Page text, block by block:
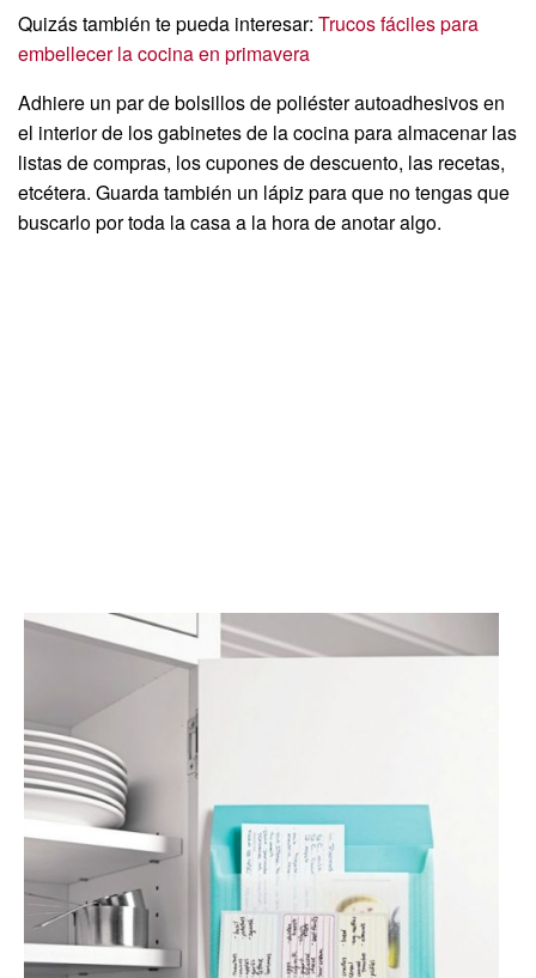
Quizás también te pueda interesar: Trucos fáciles para
embellecer la cocina en primavera
Adhiere un par de bolsillos de poliéster autoadhesivos en
el interior de los gabinetes de la cocina para almacenar las
listas de compras, los cupones de descuento, las recetas,
etcétera. Guarda también un lápiz para que no tengas que
buscarlo por toda la casa a la hora de anotar algo.